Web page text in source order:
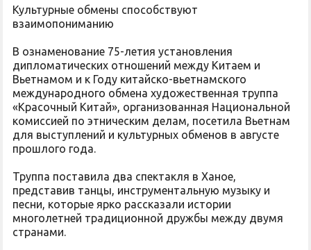
Культурные обмены способствуют
взаимопониманию
В ознаменование 75-летия установления
дипломатических отношений между Китаем и
Вьетнамом и к Году китайско-вьетнамского
международного обмена художественная труппа
«Красочный Китай», организованная Национальной
комиссией по этническим делам, посетила Вьетнам
для выступлений и культурных обменов в августе
прошлого года.
Труппа поставила два спектакля в Ханое,
представив танцы, инструментальную музыку и
песни, которые ярко рассказали истории
многолетней традиционной дружбы между двумя
странами.